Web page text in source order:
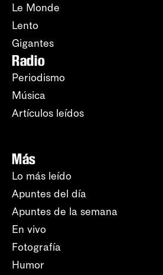
Le Monde
Lento
Gigantes
Radio
Periodismo
Música
Artículos leídos
Más
Lo más leído
Apuntes del día
Apuntes de la semana
En vivo
Fotografía
Humor